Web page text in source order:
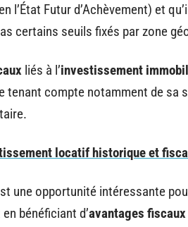
l’État Futur d’Achèvement) et
certains seuils fixés par zone
liés à l’investissement
tenant compte notamment de sa
locatif historique et
une opportunité intéressante
bénéficiant d’avantages fiscaux